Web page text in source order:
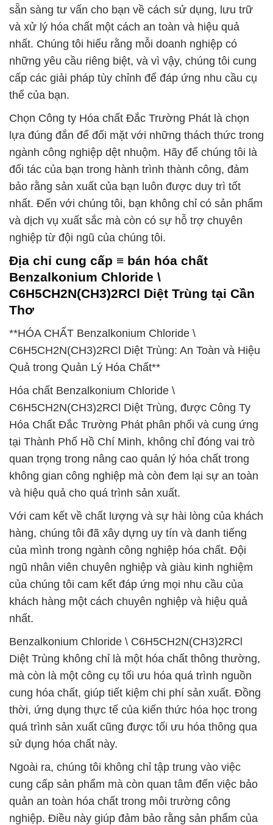
sẵn sàng tư vấn cho bạn về cách sử dụng, lưu trữ
và xử lý hóa chất một cách an toàn và hiệu quả
nhất. Chúng tôi hiểu rằng mỗi doanh nghiệp có
những yêu cầu riêng biệt, và vì vậy, chúng tôi cung
cấp các giải pháp tùy chỉnh để đáp ứng nhu cầu cụ
thể của bạn.
Chọn Công ty Hóa chất Đắc Trường Phát là chọn
lựa đúng đắn để đối mặt với những thách thức trong
ngành công nghiệp dệt nhuộm. Hãy để chúng tôi là
đối tác của bạn trong hành trình thành công, đảm
bảo rằng sản xuất của bạn luôn được duy trì tốt
nhất. Đến với chúng tôi, bạn không chỉ có sản phẩm
và dịch vụ xuất sắc mà còn có sự hỗ trợ chuyên
nghiệp từ đội ngũ của chúng tôi.
Địa chỉ cung cấp ≡ bán hóa chất
Benzalkonium Chloride \
C6H5CH2N(CH3)2RCl Diệt Trùng tại Cần
Thơ
**HÓA CHẤT Benzalkonium Chloride \
C6H5CH2N(CH3)2RCl Diệt Trùng: An Toàn và Hiệu
Quả trong Quản Lý Hóa Chất**
Hóa chất Benzalkonium Chloride \
C6H5CH2N(CH3)2RCl Diệt Trùng, được Công Ty
Hóa Chất Đắc Trường Phát phân phối và cung ứng
tại Thành Phố Hồ Chí Minh, không chỉ đóng vai trò
quan trọng trong nâng cao quản lý hóa chất trong
không gian công nghiệp mà còn đem lại sự an toàn
và hiệu quả cho quá trình sản xuất.
Với cam kết về chất lượng và sự hài lòng của khách
hàng, chúng tôi đã xây dựng uy tín và danh tiếng
của mình trong ngành công nghiệp hóa chất. Đội
ngũ nhân viên chuyên nghiệp và giàu kinh nghiệm
của chúng tôi cam kết đáp ứng mọi nhu cầu của
khách hàng một cách chuyên nghiệp và hiệu quả
nhất.
Benzalkonium Chloride \ C6H5CH2N(CH3)2RCl
Diệt Trùng không chỉ là một hóa chất thông thường,
mà còn là một công cụ tối ưu hóa quá trình nguồn
cung hóa chất, giúp tiết kiệm chi phí sản xuất. Đồng
thời, ứng dụng thực tế của kiến thức hóa học trong
quá trình sản xuất cũng được tối ưu hóa thông qua
sử dụng hóa chất này.
Ngoài ra, chúng tôi không chỉ tập trung vào việc
cung cấp sản phẩm mà còn quan tâm đến việc bảo
quản an toàn hóa chất trong môi trường công
nghiệp. Điều này giúp đảm bảo rằng sản phẩm của